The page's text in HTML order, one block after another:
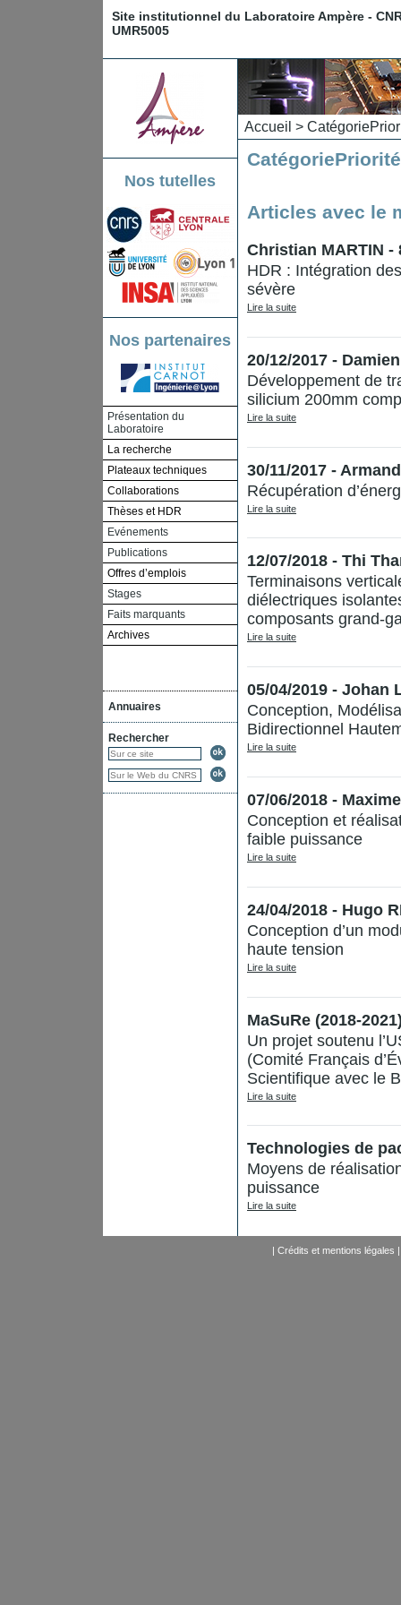
Site institutionnel du Laboratoire Ampère -
UMR5005
Nos tutelles
Nos partenaires
Présentation du
Laboratoire
La recherche
Plateaux techniques
Collaborations
Thèses et HDR
Evénements
Publications
Offres d’emplois
Stages
Faits marquants
Archives
Annuaires
Rechercher
Accueil > Catégorie
Catégorie
Articles avec le
Christian MARTIN -
HDR : Intégration
sévère
Lire la suite
20/12/2017 -
Développement de
silicium 200mm
Lire la suite
30/11/2017 -
Récupération
Lire la suite
12/07/2018 - Thi
Terminaisons
diélectriques
composants grand-
Lire la suite
05/04/2019 - Johan
Conception,
Bidirectionnel
Lire la suite
07/06/2018 -
Conception et
faible puissance
Lire la suite
24/04/2018 - Hugo
Conception d’un
haute tension
Lire la suite
MaSuRe (2018-
Un projet soutenu
(Comité Français
Scientifique avec le
Lire la suite
Technologies de
Moyens de
puissance
Lire la suite
| Crédits et mentions légales